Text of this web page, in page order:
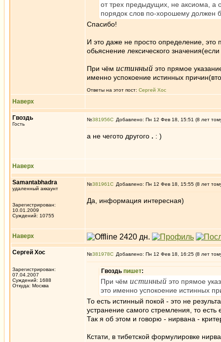
от трех предыдущих, не аксиома, а
порядок слов по-хорошему должен
Спасибо!
И это даже не просто определение, это
обьяснение лексического
При чём истинный это прямое
именно успокоение истинных
Ответы на этот пост: Сергей Хос
Наверх
Гвоздь
Гость
№381956 Добавлено: Пн 12 Фев 18, 15:51 (8 лет
а не чегото другого . : )
Наверх
Samantabhadra
удаленный аккаунт
Зарегистрирован:
10.01.2009
Суждений: 10755
№381961 Добавлено: Пн 12 Фев 18, 15:55 (8 лет
Да, информация интересная)
Наверх
Сергей Хос
Зарегистрирован:
07.04.2007
Суждений: 1688
Откуда: Москва
№381978 Добавлено: Пн 12 Фев 18, 16:25 (8 лет
Гвоздь пишет:
При чём истинный это прямое
это именно успокоение истинных
То есть истинный покой - это не
устранение самого стремления, то есть
Так я об этом и говорю - нирвана -
Кстати, в тибетской формулировке